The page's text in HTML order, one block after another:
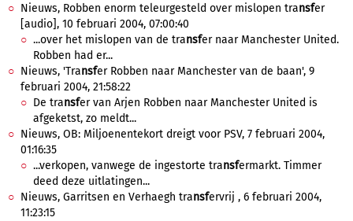
Nieuws, Robben enorm teleurgesteld over mislopen transfer
[audio], 10 februari 2004, 07:00:40
...over het mislopen van de transfer naar Manchester United.
Robben had er...
Nieuws, 'Transfer Robben naar Manchester van de baan', 9
februari 2004, 21:58:22
De transfer van Arjen Robben naar Manchester United is
afgeketst, zo meldt...
Nieuws, OB: Miljoenentekort dreigt voor PSV, 7 februari 2004,
01:16:35
...verkopen, vanwege de ingestorte transfermarkt. Timmer
deed deze uitlatingen...
Nieuws, Garritsen en Verhaegh transfervrij , 6 februari 2004,
11:23:15